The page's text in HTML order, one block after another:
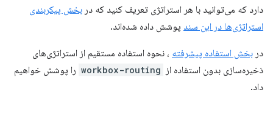
دارد که می‌توانید با هر استراتژی تعریف کنید که در بخش پیکربندی
استراتژی‌ها در این سند پوشش داده شده‌اند.
در بخش استفاده پیشرفته ، نحوه استفاده مستقیم از استراتژی‌های
ذخیره‌سازی بدون استفاده از workbox-routing را پوشش خواهیم
داد.